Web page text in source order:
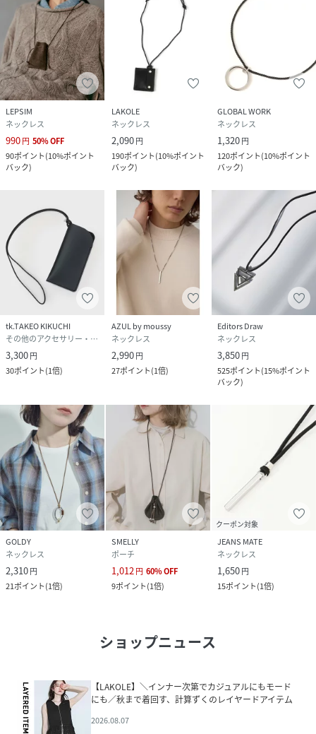
LEPSIM
ネックレス
990円 50%OFF
90ポイント(10%ポイント
バック)
LAKOLE
ネックレス
2,090円
190ポイント(10%ポイント
バック)
GLOBAL WORK
ネックレス
1,320円
120ポイント(10%ポイント
バック)
tk.TAKEO KIKUCHI
その他のアクセサリー・腕時計
3,300円
30ポイント(1倍)
AZUL by moussy
ネックレス
2,990円
27ポイント(1倍)
Editors Draw
ネックレス
3,850円
525ポイント(15%ポイント
バック)
GOLDY
ネックレス
2,310円
21ポイント(1倍)
SMELLY
ポーチ
1,012 円 60%OFF
9ポイント(1倍)
クーポン対象
JEANS MATE
ネックレス
1,650円
15ポイント(1倍)
ショップニュース
【LAKOLE】＼インナー次第でカジュアルにもモード
にも／秋まで着回す、計算ずくのレイヤードアイテム
2026.08.07